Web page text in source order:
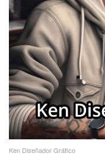
Ken Diseñador Gráfico